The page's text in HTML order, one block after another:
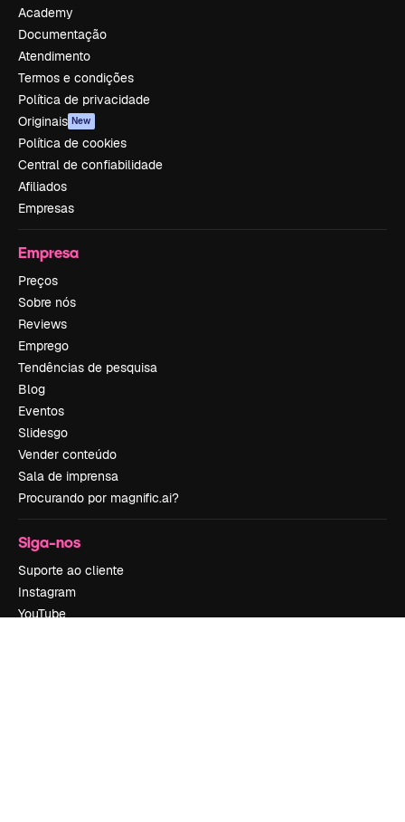
Academy
Documentação
Atendimento
Termos e condições
Política de privacidade
Originais New
Política de cookies
Central de confiabilidade
Afiliados
Empresas
Empresa
Preços
Sobre nós
Reviews
Emprego
Tendências de pesquisa
Blog
Eventos
Slidesgo
Vender conteúdo
Sala de imprensa
Procurando por magnific.ai?
Siga-nos
Suporte ao cliente
Instagram
YouTube